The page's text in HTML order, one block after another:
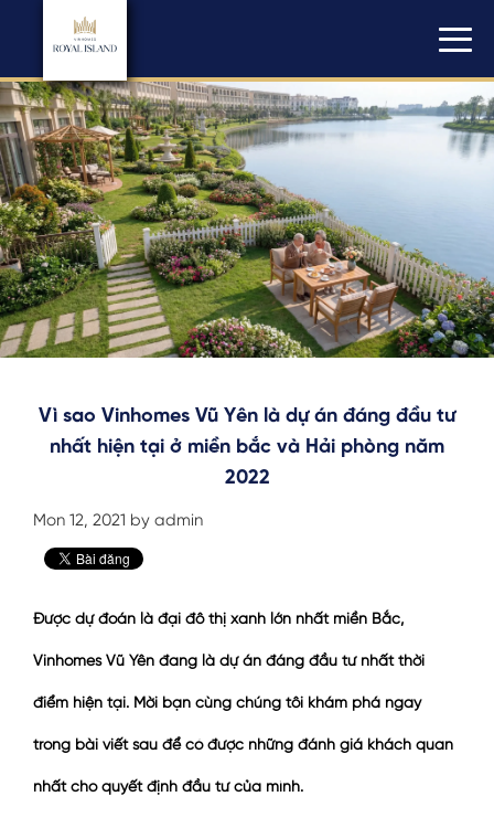
Vì sao Vinhomes Vũ Yên là dự án đáng đầu tư
nhất hiện tại ở miền bắc và Hải phòng năm
2022
Mon 12, 2021 by admin
Được dự đoán là đại đô thị xanh lớn nhất miền Bắc,
Vinhomes Vũ Yên đang là dự án đáng đầu tư nhất thời
điểm hiện tại. Mời bạn cùng chúng tôi khám phá ngay
trong bài viết sau để có được những đánh giá khách quan
nhất cho quyết định đầu tư của mình.